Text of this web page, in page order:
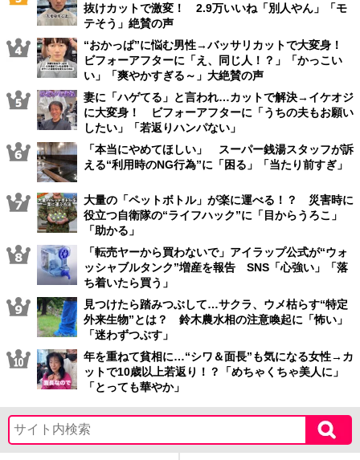
抜けカットで激変！ 2.9万いいね「別人やん」「モ
テそう」絶賛の声
“おかっぱ”に悩む男性→バッサリカットで大変身！
ビフォーアフターに「え、同じ人！？」「かっこい
い」「爽やかすぎる～」大絶賛の声
妻に「ハゲてる」と言われ…カットで解決→イケオジ
に大変身！ ビフォーアフターに「うちの夫もお願い
したい」「若返りハンパない」
「本当にやめてほしい」 スーパー銭湯スタッフが訴
える“利用時のNG行為”に「困る」「当たり前すぎ」
大量の「ペットボトル」が楽に運べる！？ 災害時に
役立つ自衛隊の“ライフハック”に「目からうろこ」
「助かる」
「転売ヤーから買わないで」アイラップ公式が“ウォ
ッシャブルタンク”増産を報告 SNS「心強い」「落
ち着いたら買う」
見つけたら踏みつぶして…サクラ、ウメ枯らす“特定
外来生物”とは？ 鈴木農水相の注意喚起に「怖い」
「迷わずつぶす」
年を重ねて貧相に…“シワ＆面長”も気になる女性→カ
ットで10歳以上若返り！？「めちゃくちゃ美人に」
「とっても華やか」